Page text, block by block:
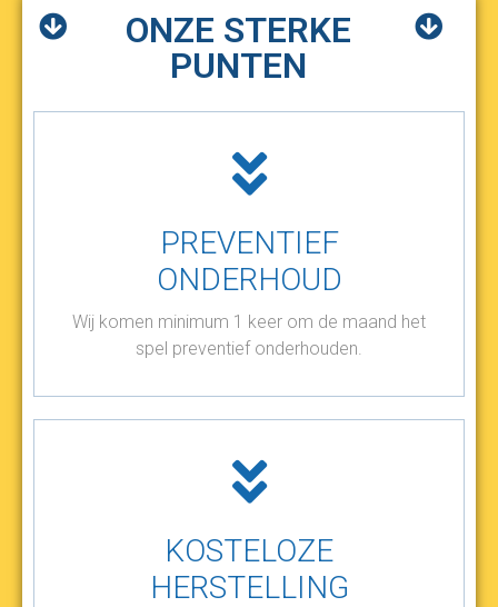
ONZE STERKE
PUNTEN
PREVENTIEF
ONDERHOUD
Wij komen minimum 1 keer om de maand het
spel preventief onderhouden.
KOSTELOZE
HERSTELLING